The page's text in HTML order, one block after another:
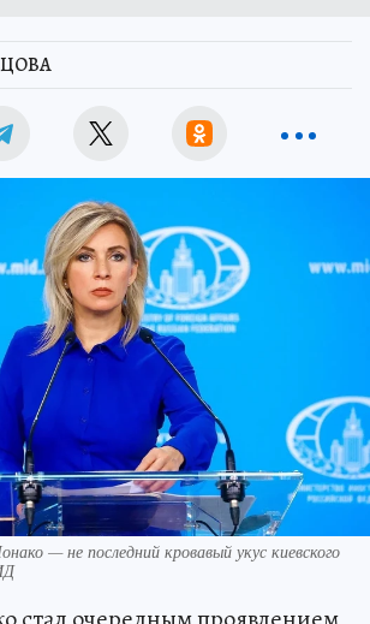
— не последний кровавый укус киевского